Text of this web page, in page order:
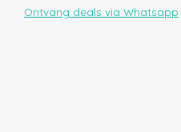
Ontvang deals via Whatsapp